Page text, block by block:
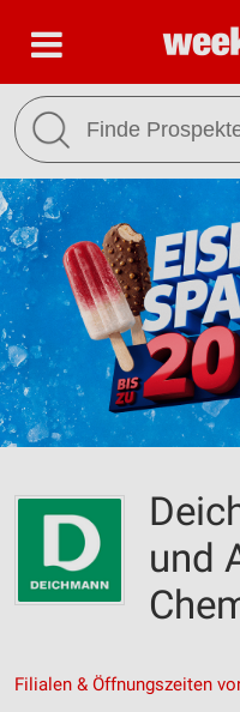
und
Filialen & Öffnungszeiten